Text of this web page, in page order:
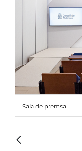
Sala de premsa